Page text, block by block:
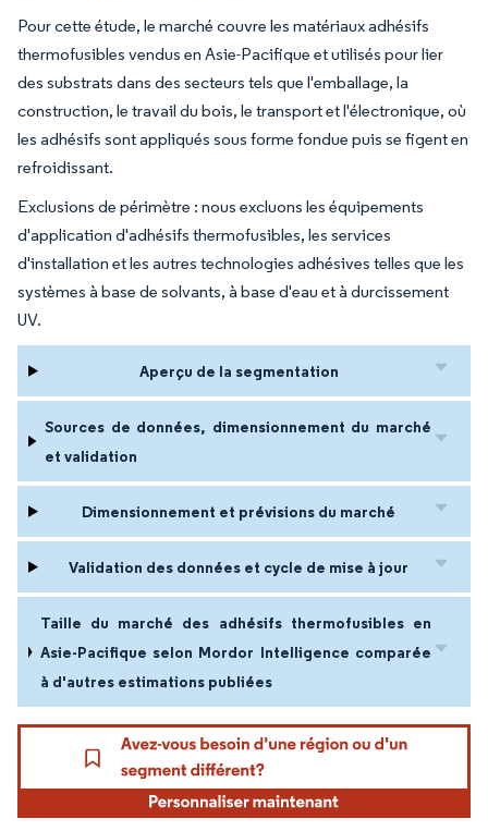
Pour cette étude, le marché couvre les matériaux adhésifs
thermofusibles vendus en Asie-Pacifique et utilisés pour lier
des substrats dans des secteurs tels que l'emballage, la
construction, le travail du bois, le transport et l'électronique, où
les adhésifs sont appliqués sous forme fondue puis se figent en
refroidissant.
Exclusions de périmètre : nous excluons les équipements
d'application d'adhésifs thermofusibles, les services
d'installation et les autres technologies adhésives telles que les
systèmes à base de solvants, à base d'eau et à durcissement
UV.
Aperçu de la segmentation
Sources de données, dimensionnement du marché
et validation
Dimensionnement et prévisions du marché
Validation des données et cycle de mise à jour
Taille du marché des adhésifs thermofusibles en
Asie-Pacifique selon Mordor Intelligence comparée
à d'autres estimations publiées